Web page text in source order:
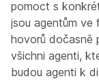
pomoct s
jsou agentům
hovorů dočasně
všichni agenti,
budou agenti k